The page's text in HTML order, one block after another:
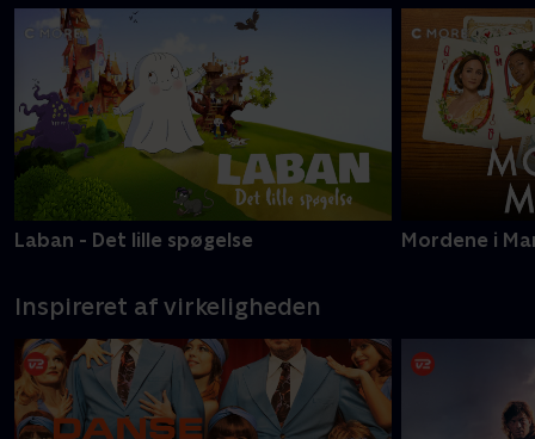
Laban - Det lille spøgelse Mordene i
Inspireret af virkeligheden